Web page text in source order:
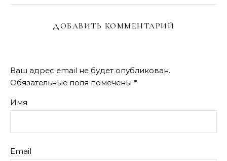
ДОБАВИТЬ КОММЕНТАРИЙ
Ваш адрес email не будет опубликован.
Обязательные поля помечены *
Имя
Email